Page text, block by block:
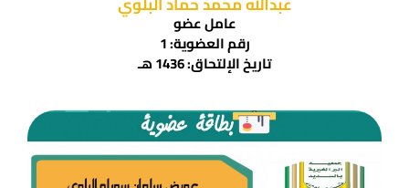
عامل عضو
رقم العضوية: 1
تاريخ الإلتحاق: 1436 هـ